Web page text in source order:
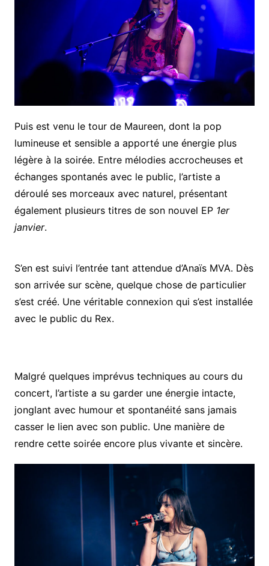
Puis est venu le tour de Maureen, dont la pop
lumineuse et sensible a apporté une énergie plus
légère à la soirée. Entre mélodies accrocheuses et
échanges spontanés avec le public, l’artiste a
déroulé ses morceaux avec naturel, présentant
également plusieurs titres de son nouvel EP 1er
janvier.
S’en est suivi l’entrée tant attendue d’Anaïs MVA. Dès
son arrivée sur scène, quelque chose de particulier
s’est créé. Une véritable connexion qui s’est installée
avec le public du Rex.
Malgré quelques imprévus techniques au cours du
concert, l’artiste a su garder une énergie intacte,
jonglant avec humour et spontanéité sans jamais
casser le lien avec son public. Une manière de
rendre cette soirée encore plus vivante et sincère.